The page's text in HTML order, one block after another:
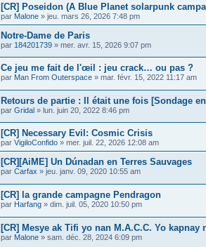
[CR] Poseidon (A Blue Planet solarpunk
par Malone » jeu. mars 26, 2026 7:48 pm
Notre-Dame de Paris
par 184201739 » mer. avr. 15, 2026 9:07 pm
Ce jeu me fait de l'œil : jeu crack… ou pas ?
par Man From Outerspace » mar. févr. 15, 2022 11:17 am
Retours de partie : Il était une fois [Sondage
par Gridal » lun. juin 20, 2022 8:46 pm
[CR] Necessary Evil: Cosmic Crisis
par VigiloConfido » mer. juil. 22, 2026 12:08 am
[CR][AiME] Un Dúnadan en Terres Sauvages
par Carfax » jeu. janv. 09, 2020 10:55 am
[CR] la grande campagne Pendragon
par Harfang » dim. juil. 05, 2020 10:50 pm
[CR] Mesye ak Tifi yo nan M.A.C.C. Yo kapnay
par Malone » sam. déc. 28, 2024 6:09 pm